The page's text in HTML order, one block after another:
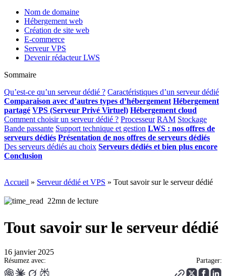
Nom de domaine
Hébergement web
Création de site web
E-commerce
Serveur VPS
Devenir rédacteur LWS
Sommaire
Qu’est-ce qu’un serveur dédié ? Caractéristiques d’un serveur dédié
Comparaison avec d’autres types d’hébergement Hébergement
partagé VPS (Serveur Privé Virtuel) Hébergement cloud
Comment choisir un serveur dédié ? Processeur RAM Stockage
Bande passante Support technique et gestion LWS : nos offres de
serveurs dédiés Présentation de nos offres de serveurs dédiés
Des serveurs dédiés au choix Serveurs dédiés et bien plus encore
Conclusion
Accueil » Serveur dédié et VPS » Tout savoir sur le serveur dédié
22mn de lecture
Tout savoir sur le serveur dédié
16 janvier 2025
Résumez avec: Partager: